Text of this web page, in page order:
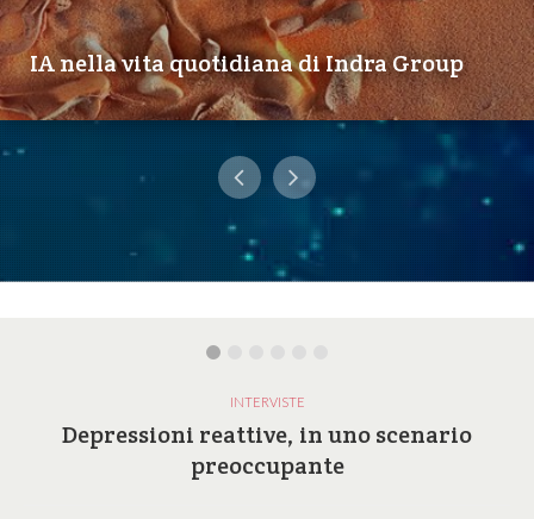
IA nella vita quotidiana di Indra Group
INTERVISTE
Depressioni reattive, in uno scenario
preoccupante